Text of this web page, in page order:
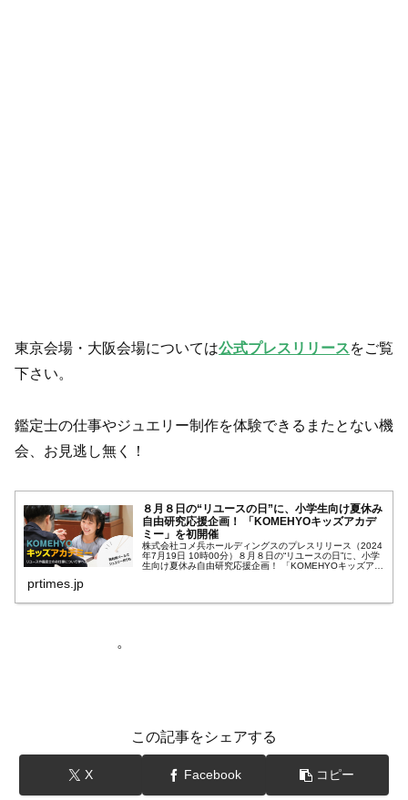
東京会場・大阪会場については公式プレスリリースをご覧
下さい。
鑑定士の仕事やジュエリー制作を体験できるまたとない機
会、お見逃し無く！
８月８日の“リユースの日”に、小学生向け夏休み
自由研究応援企画！ 「KOMEHYOキッズアカデ
ミー」を初開催
株式会社コメ兵ホールディングスのプレスリリース（2024
年7月19日 10時00分）８月８日の“リユースの日”に、小学
生向け夏休み自由研究応援企画！ 「KOMEHYOキッズアカ
prtimes.jp
。
この記事をシェアする
X Facebook コピー